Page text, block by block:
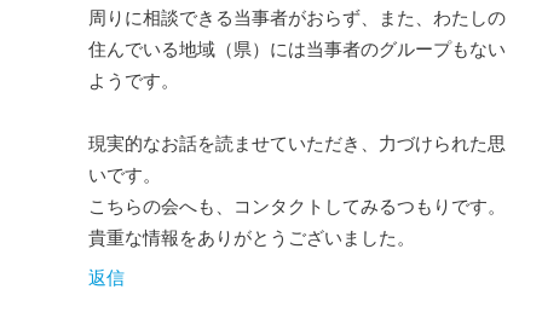
周りに相談できる当事者がおらず、また、わたしの
住んでいる地域（県）には当事者のグループもない
ようです。
現実的なお話を読ませていただき、力づけられた思
いです。
こちらの会へも、コンタクトしてみるつもりです。
貴重な情報をありがとうございました。
返信